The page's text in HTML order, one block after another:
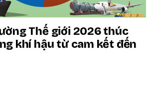
Thế giới 2026 thúc
khí hậu từ cam kết đến